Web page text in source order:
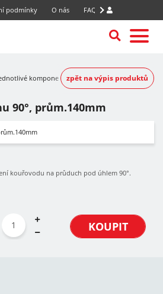
podmínky O nás FAQ
komponentyzpět na výpis produktů
90°, prům.140mm
kouřovodu na průduch pod úhlem 90°.
KOUPIT